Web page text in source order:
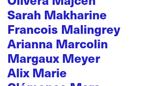
Sarah Makharine
Francois Malingrey
Arianna Marcolin
Margaux Meyer
Alix Marie